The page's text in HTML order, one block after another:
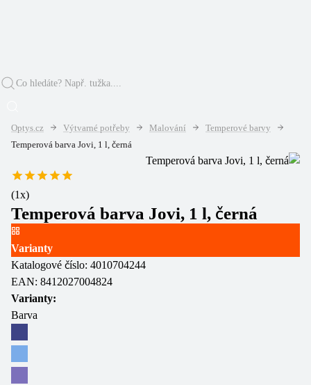
Optys.cz Výtvarné potřeby Malování
Temperové barvy
Temperová barva Jovi, 1 l, černá
(1x)
Temperová barva Jovi, 1 l, černá
Varianty
Katalogové číslo: 4010704244
EAN: 8412027004824
Varianty:
Barva